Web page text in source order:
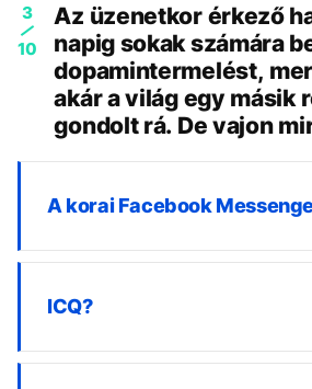
3
10
Az üzenetkor érkező
napig sokak számára
dopamintermelést,
akár a világ egy másik
gondolt rá. De vajon
A korai Facebook
ICQ?